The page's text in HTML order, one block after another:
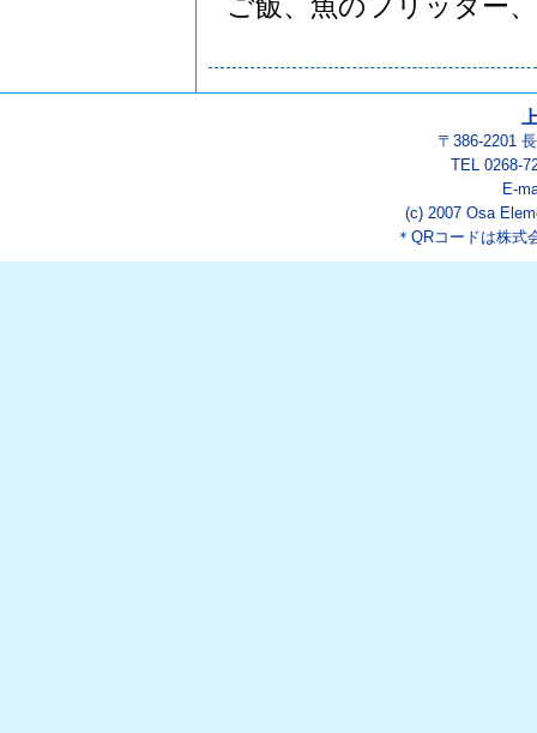
ご飯、魚のフリッター
〒386-2201
TEL 0268-
E-
(c) 2007 Osa
＊QRコードは株式